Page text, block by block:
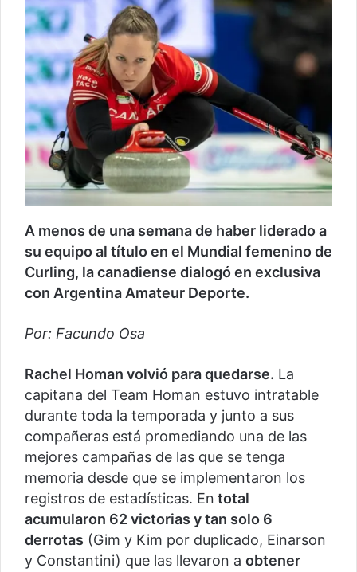
A menos de una semana de haber liderado a
su equipo al título en el Mundial femenino de
Curling, la canadiense dialogó en exclusiva
con Argentina Amateur Deporte.
Por: Facundo Osa
Rachel Homan volvió para quedarse. La
capitana del Team Homan estuvo intratable
durante toda la temporada y junto a sus
compañeras está promediando una de las
mejores campañas de las que se tenga
memoria desde que se implementaron los
registros de estadísticas. En total
acumularon 62 victorias y tan solo 6
derrotas (Gim y Kim por duplicado, Einarson
y Constantini) que las llevaron a obtener